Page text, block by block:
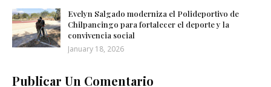
Evelyn Salgado moderniza el Polideportivo de
Chilpancingo para fortalecer el deporte y la
convivencia social
January 18, 2026
Publicar Un Comentario